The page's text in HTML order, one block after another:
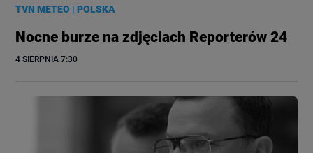
TVN METEO |POLSKA
Nocne burze na zdjęciach Reporterów 24
4 SIERPNIA 7:30